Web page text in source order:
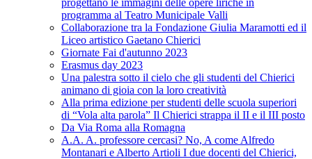
progettano le immagini delle opere liriche in
programma al Teatro Municipale Valli
Collaborazione tra la Fondazione Giulia Maramotti ed il
Liceo artistico Gaetano Chierici
Giornate Fai d'autunno 2023
Erasmus day 2023
Una palestra sotto il cielo che gli studenti del Chierici
animano di gioia con la loro creatività
Alla prima edizione per studenti delle scuola superiori
di “Vola alta parola” Il Chierici strappa il II e il III posto
Da Via Roma alla Romagna
A.A. A. professore cercasi? No, A come Alfredo
Montanari e Alberto Artioli I due docenti del Chierici,